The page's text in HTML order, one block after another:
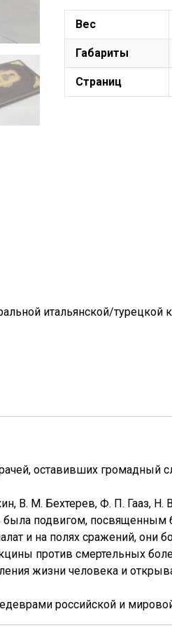
Вес
Габариты
Страниц
итальянской/турецкой
оставивших громадный
В. М. Бехтерев, Ф. П. Гааз,
была подвигом,
и на полях сражений, они
против смертельных
жизни человека и
российской и